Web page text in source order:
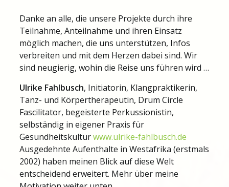
Danke an alle, die unsere Projekte durch ihre
Teilnahme, Anteilnahme und ihren Einsatz
möglich machen, die uns unterstützen, Infos
verbreiten und mit dem Herzen dabei sind. Wir
sind neugierig, wohin die Reise uns führen wird …
Ulrike Fahlbusch, Initiatorin, Klangpraktikerin,
Tanz- und Körpertherapeutin, Drum Circle
Fascilitator, begeisterte Perkussionistin,
selbständig in eigener Praxis für
Gesundheitskulturwww.ulrike-fahlbusch.de
Ausgedehnte Aufenthalte in Westafrika (erstmals
2002) haben meinen Blick auf diese Welt
entscheidend erweitert. Mehr über meine